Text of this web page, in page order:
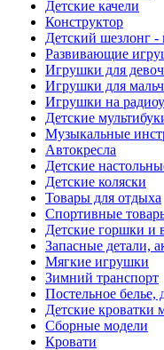
Детские качели
Конструктор
Детский шезлонг -
Развивающие
Игрушки для
Игрушки для
Игрушки на
Детские
Музыкальные
Автокресла
Детские
Детские коляски
Товары для отдыха
Спортивные
Детские горшки и
Запасные детали,
Мягкие игрушки
Зимний транспорт
Постельное белье,
Детские кроватки
Сборные модели
Кровати